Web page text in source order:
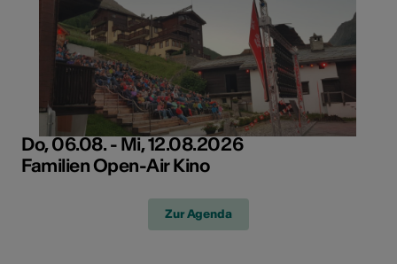
Do, 06.08. - Mi, 12.08.2026
Familien Open-Air Kino
Zur Agenda